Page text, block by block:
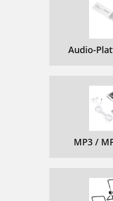
Audio-
MP3 /